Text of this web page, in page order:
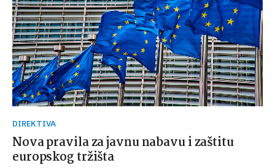
DIREKTIVA
Nova pravila za javnu nabavu i zaštitu
europskog tržišta